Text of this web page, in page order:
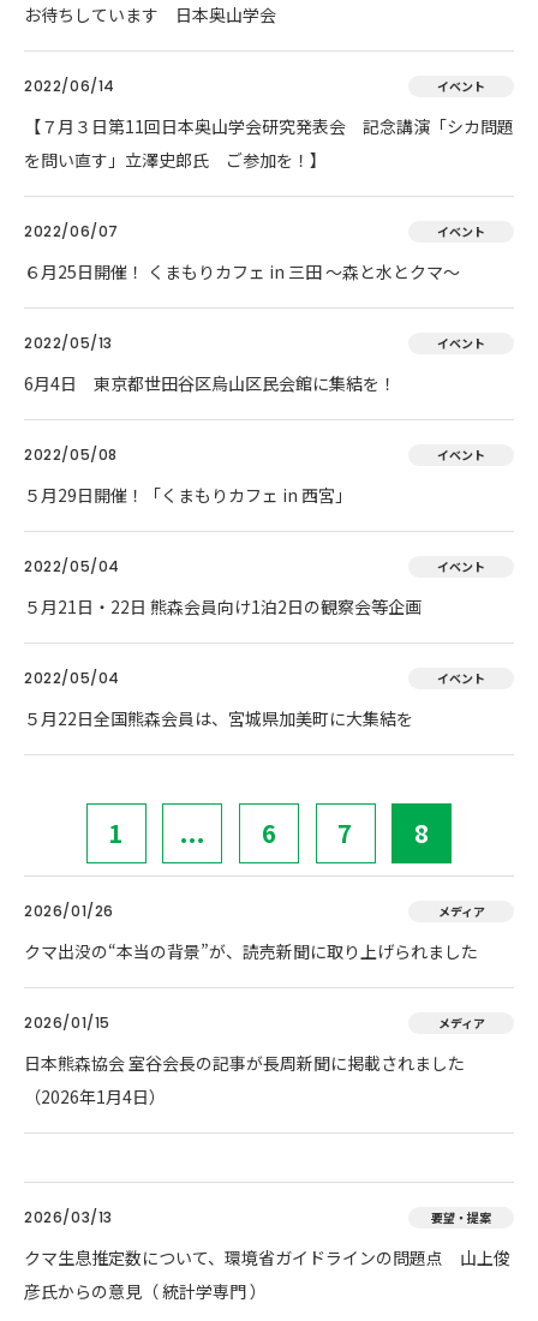
お待ちしています 日本奥山学会
2022/06/14 イベント
【７月３日第11回日本奥山学会研究発表会 記念講演「シカ問題
を問い直す」立澤史郎氏 ご参加を！】
2022/06/07 イベント
６月25日開催！ くまもりカフェ in 三田 ～森と水とクマ～
2022/05/13 イベント
6月4日 東京都世田谷区烏山区民会館に集結を！
2022/05/08 イベント
５月29日開催！「くまもりカフェ in 西宮」
2022/05/04 イベント
５月21日・22日 熊森会員向け1泊2日の観察会等企画
2022/05/04 イベント
５月22日全国熊森会員は、宮城県加美町に大集結を
1 ... 6 7 8
2026/01/26 メディア
クマ出没の“本当の背景”が、読売新聞に取り上げられました
2026/01/15 メディア
日本熊森協会 室谷会長の記事が長周新聞に掲載されました
（2026年1月4日）
2026/03/13 要望・提案
クマ生息推定数について、環境省ガイドラインの問題点 山上俊
彦氏からの意見（ 統計学専門 ）